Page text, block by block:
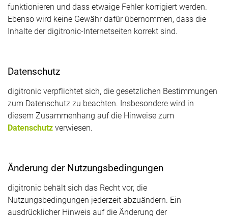
funktionieren und dass etwaige Fehler korrigiert werden.
Ebenso wird keine Gewähr dafür übernommen, dass die
Inhalte der digitronic-Internetseiten korrekt sind.
Datenschutz
digitronic verpflichtet sich, die gesetzlichen Bestimmungen
zum Datenschutz zu beachten. Insbesondere wird in
diesem Zusammenhang auf die Hinweise zum
Datenschutz verwiesen.
Änderung der Nutzungsbedingungen
digitronic behält sich das Recht vor, die
Nutzungsbedingungen jederzeit abzuändern. Ein
ausdrücklicher Hinweis auf die Änderung der